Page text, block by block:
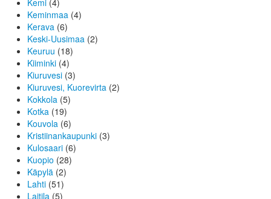
Kemi (4)
Keminmaa (4)
Kerava (6)
Keski-Uusimaa (2)
Keuruu (18)
Kiiminki (4)
Kiuruvesi (3)
Kiuruvesi, Kuorevirta (2)
Kokkola (5)
Kotka (19)
Kouvola (6)
Kristiinankaupunki (3)
Kulosaari (6)
Kuopio (28)
Käpylä (2)
Lahti (51)
Laitila (5)